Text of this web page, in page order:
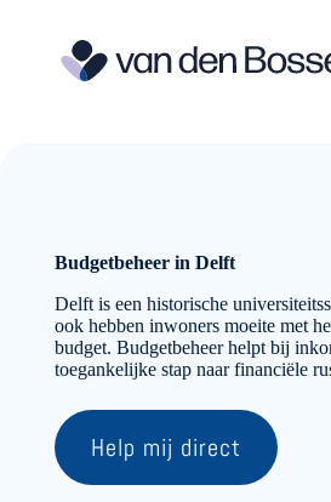
Budgetbeheer in Delft
Delft is een historische
ook hebben inwoners moeite met
budget. Budgetbeheer helpt bij
toegankelijke stap naar financiële
Help mij direct